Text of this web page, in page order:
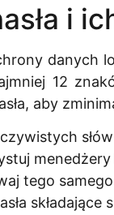
i
danych
12
aby
menedżery
tego